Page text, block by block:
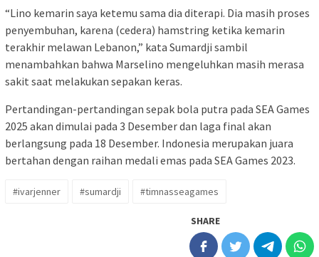
“Lino kemarin saya ketemu sama dia diterapi. Dia masih proses
penyembuhan, karena (cedera) hamstring ketika kemarin
terakhir melawan Lebanon,” kata Sumardji sambil
menambahkan bahwa Marselino mengeluhkan masih merasa
sakit saat melakukan sepakan keras.
Pertandingan-pertandingan sepak bola putra pada SEA Games
2025 akan dimulai pada 3 Desember dan laga final akan
berlangsung pada 18 Desember. Indonesia merupakan juara
bertahan dengan raihan medali emas pada SEA Games 2023.
#ivarjenner #sumardji #timnasseagames
SHARE